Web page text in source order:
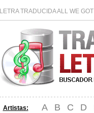
LETRA TRADUCIDA ALL WE
Artistas: A B C D